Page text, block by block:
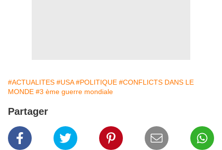
#ACTUALITES #USA #POLITIQUE #CONFLICTS DANS LE
MONDE #3 ème guerre mondiale
Partager